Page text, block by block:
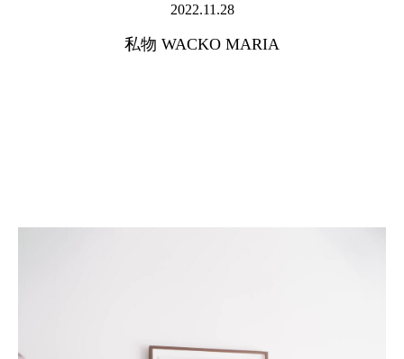
2022.11.28
私物 WACKO MARIA